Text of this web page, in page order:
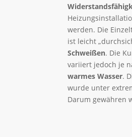
werden. Die
ist leicht
Schweißen. Die
variiert jedoch je
warmes Wasser.
wurde unter
Darum gewähren